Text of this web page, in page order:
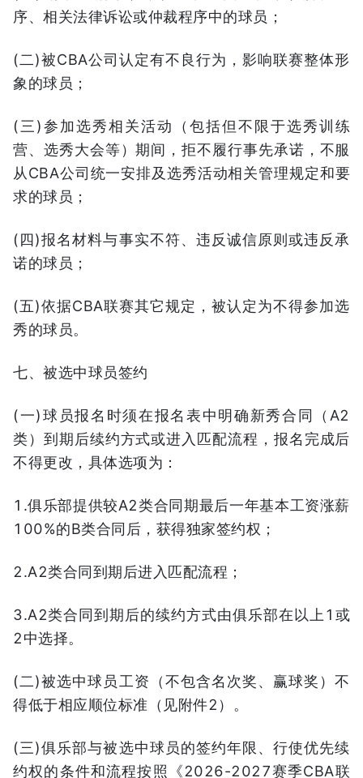
序、相关法律诉讼或仲裁程序中的球员；
(二)被CBA公司认定有不良行为，影响联赛整体形
象的球员；
(三)参加选秀相关活动（包括但不限于选秀训练
营、选秀大会等）期间，拒不履行事先承诺，不服
从CBA公司统一安排及选秀活动相关管理规定和要
求的球员；
(四)报名材料与事实不符、违反诚信原则或违反承
诺的球员；
(五)依据CBA联赛其它规定，被认定为不得参加选
秀的球员。
七、被选中球员签约
(一)球员报名时须在报名表中明确新秀合同（A2
类）到期后续约方式或进入匹配流程，报名完成后
不得更改，具体选项为：
1.俱乐部提供较A2类合同期最后一年基本工资涨薪
100%的B类合同后，获得独家签约权；
2.A2类合同到期后进入匹配流程；
3.A2类合同到期后的续约方式由俱乐部在以上1或
2中选择。
(二)被选中球员工资（不包含名次奖、赢球奖）不
得低于相应顺位标准（见附件2）。
(三)俱乐部与被选中球员的签约年限、行使优先续
约权的条件和流程按照《2026-2027赛季CBA联